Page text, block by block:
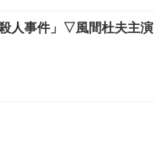
人事件」▽風間杜夫主演